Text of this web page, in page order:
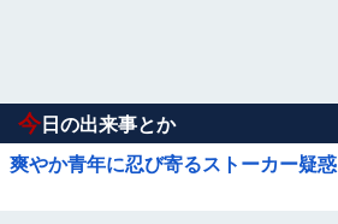
今 日の出来事とか
爽やか青年に忍び寄るストーカー疑惑